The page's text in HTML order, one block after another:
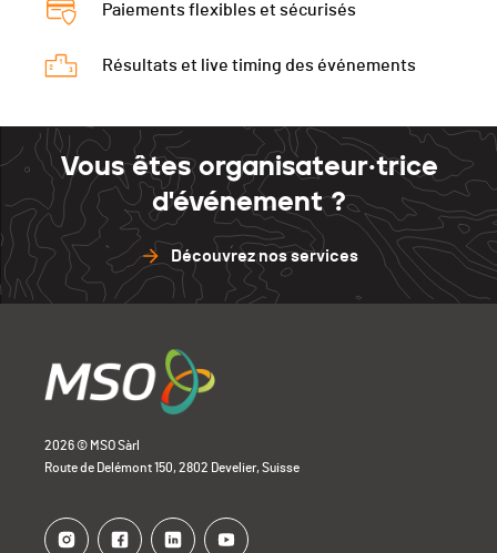
Paiements flexibles et sécurisés
Résultats et live timing des événements
Vous êtes organisateur·trice
d'événement ?
Découvrez nos services
2026 © MSO Sàrl
Route de Delémont 150, 2802 Develier, Suisse